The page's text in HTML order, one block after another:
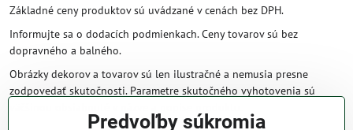
Základné ceny produktov sú uvádzané v cenách bez DPH.
Informujte sa o dodacích podmienkach. Ceny tovarov sú bez
dopravného a balného.
Obrázky dekorov a tovarov sú len ilustračné a nemusia presne
zodpovedať skutočnosti. Parametre skutočného vyhotovenia sú
Predvoľby súkromia